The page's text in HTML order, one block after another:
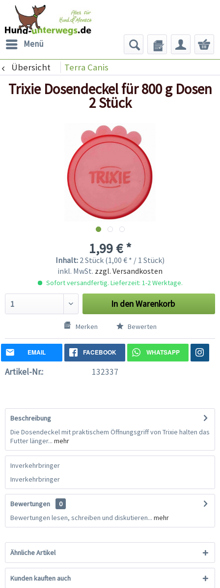
Menü
Übersicht Terra Canis
Trixie Dosendeckel für 800 g Dosen
2 Stück
1,99 € *
Inhalt: 2 Stück (1,00 € * / 1 Stück)
inkl. MwSt. zzgl. Versandkosten
Sofort versandfertig. Lieferzeit: 1-2 Werktage.
In denWarenkorb
Merken Bewerten
EMAIL FACEBOOK WHATSAPP
Artikel-Nr.: 132337
Beschreibung
Die Dosendeckel mit praktischem Öffnungsgriff von Trixie halten das
Futter länger... mehr
Inverkehrbringer
Inverkehrbringer
Bewertungen
0
Bewertungen lesen, schreiben und diskutieren... mehr
Ähnliche Artikel
Kunden kauften auch